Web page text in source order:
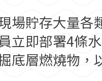
場貯存大量各
立即部署4條
底層燃燒物，